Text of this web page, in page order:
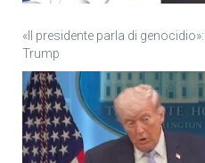
«Il presidente parla di
Trump